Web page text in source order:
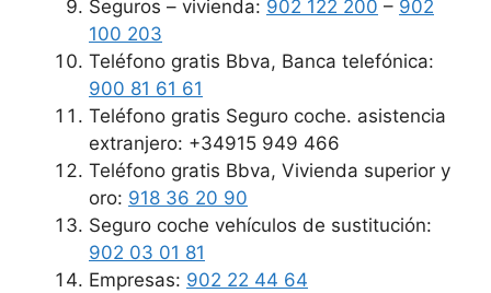
Seguros – vivienda: 902 122 200 – 902
100 203
Teléfono gratis Bbva, Banca telefónica:
900 81 61 61
Teléfono gratis Seguro coche. asistencia
extranjero: +34915 949 466
Teléfono gratis Bbva, Vivienda superior y
oro: 918 36 20 90
Seguro coche vehículos de sustitución:
902 03 01 81
Empresas: 902 22 44 64